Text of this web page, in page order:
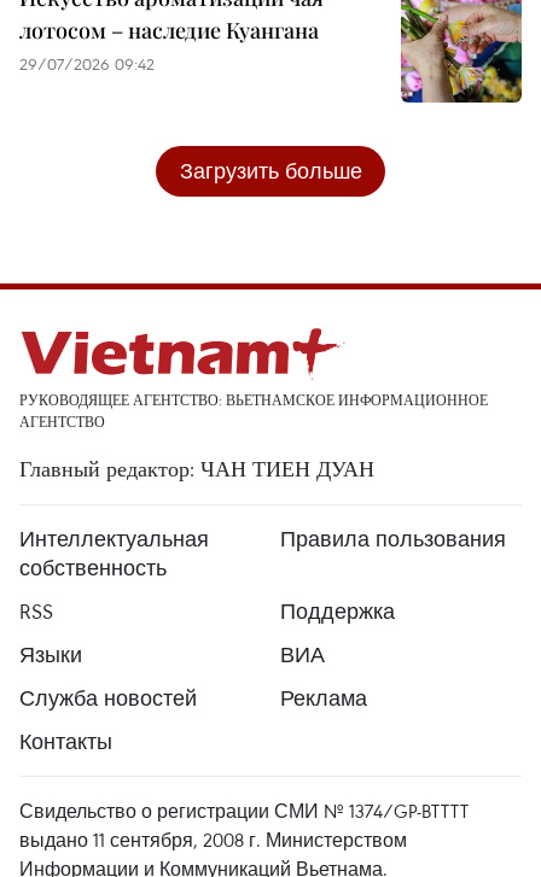
лотосом – наследие Куангана
29/07/2026 09:42
Загрузить больше
РУКОВОДЯЩЕЕ АГЕНТСТВО: ВЬЕТНАМСКОЕ ИНФОРМАЦИОННОЕ
АГЕНТСТВО
Главный редактор: ЧАН ТИЕН ДУАН
Интеллектуальная
собственность
Правила пользования
RSS
Поддержка
Языки
ВИА
Служба новостей
Реклама
Контакты
Свидельство о регистрации СМИ № 1374/GP-BTTTT
выдано 11 сентября, 2008 г. Министерством
Информации и Коммуникаций Вьетнама.